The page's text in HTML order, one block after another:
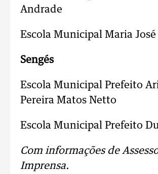
Andrade
Escola Municipal Maria
Sengés
Escola Municipal Prefeito
Pereira Matos Netto
Escola Municipal Prefeito
Com informações de
Imprensa.